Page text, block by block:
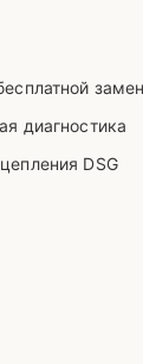
диагностика
DSG